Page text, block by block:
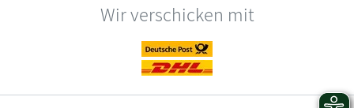
Wir verschicken mit